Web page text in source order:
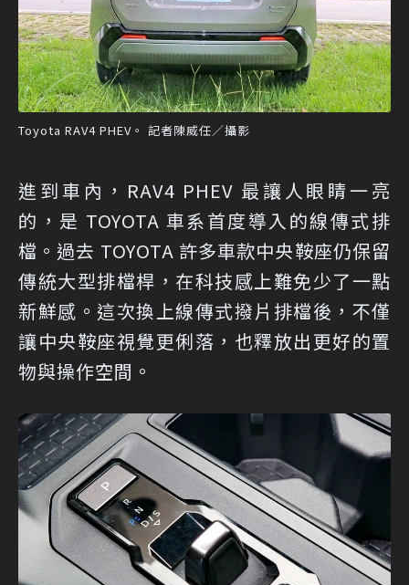
Toyota RAV4 PHEV。 記者陳威任／攝影
進到車內，RAV4 PHEV 最讓人眼睛一亮
的，是 TOYOTA 車系首度導入的線傳式排
檔。過去 TOYOTA 許多車款中央鞍座仍保留
傳統大型排檔桿，在科技感上難免少了一點
新鮮感。這次換上線傳式撥片排檔後，不僅
讓中央鞍座視覺更俐落，也釋放出更好的置
物與操作空間。